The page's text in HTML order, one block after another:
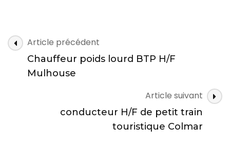
Navigation
des
articles
Article précédent
Chauffeur poids lourd BTP H/F
Mulhouse
Article suivant
conducteur H/F de petit train
touristique Colmar